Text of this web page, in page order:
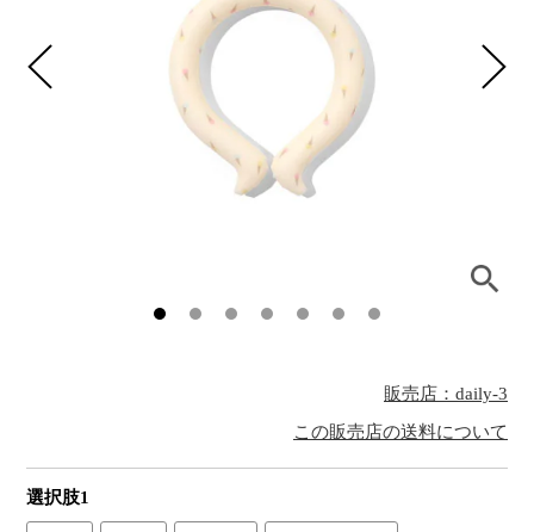
販売店：daily-3
この販売店の送料について
選択肢1